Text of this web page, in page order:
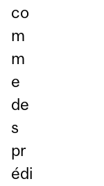
co
m
m
e
de
s
pr
édi